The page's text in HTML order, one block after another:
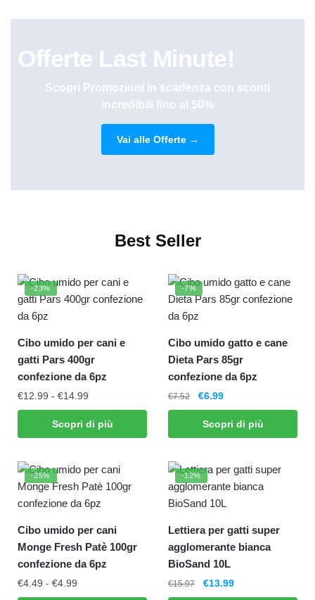
Offerte Last Minute!
Scopri Promozioni in scadenza con sconti
incredibili fino al 50%
Vai alle Offerte →
Best Seller
-23%
Cibo umido per cani e
gatti Pars 400gr
confezione da 6pz
€12.99 - €14.99
Scopri di più
-7%
Cibo umido gatto e cane
Dieta Pars 85gr
confezione da 6pz
€7.52 €6.99
Scopri di più
-25%
Cibo umido per cani
Monge Fresh Patè 100gr
confezione da 6pz
€4.49 - €4.99
-12%
Lettiera per gatti super
agglomerante bianca
BioSand 10L
€15.97 €13.99